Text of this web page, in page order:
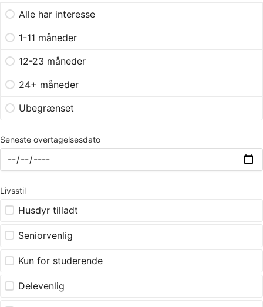
Alle har interesse
1-11 måneder
12-23 måneder
24+ måneder
Ubegrænset
Seneste overtagelsesdato
Livsstil
Husdyr tilladt
Seniorvenlig
Kun for studerende
Delevenlig